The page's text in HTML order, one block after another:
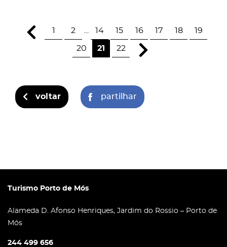
1 2 14 15 16 17 18 19
20 21 22
voltar partilhar
Turismo Porto de Mós
Alameda D. Afonso Henriques, Jardim do Rossio – Porto de
Mós
244 499 656